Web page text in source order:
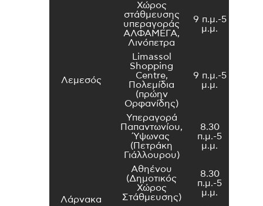
Λεμεσός
Χώρος
στάθμευσης
υπεραγοράς
ΑΛΦΑΜΕΓΑ,
Λινόπετρα
9 π.μ.-5
μ.μ.
Limassol
Shopping
Centre,
Πολεμίδια
(πρώην
Ορφανίδης)
9 π.μ.-5
μ.μ.
Υπεραγορά
Παπαντωνίου,
Ύψωνας
(Πετράκη
Γιάλλουρου)
8.30
π.μ.-5
μ.μ.
Λάρνακα
Αθηένου
(Δημοτικός
Χώρος
Στάθμευσης)
8.30
π.μ.-5
μ.μ.